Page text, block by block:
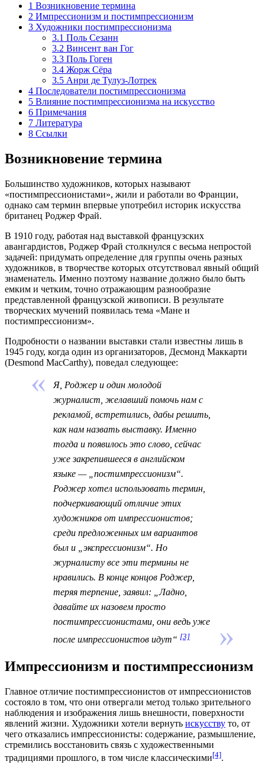
1 Возникновение термина
2 Импрессионизм и постимпрессионизм
3 Художники постимпрессионизма
3.1 Поль Сезанн
3.2 Винсент ван Гог
3.3 Поль Гоген
3.4 Жорж Сёра
3.5 Анри де Тулуз-Лотрек
4 Последователи постимпрессионизма
5 Влияние постимпрессионизма на искусство
6 Примечания
7 Литература
8 Ссылки
Возникновение термина
Большинство художников, которых называют
«постимпрессионистами», жили и работали во Франции,
однако сам термин впервые употребил историк искусства
британец Роджер Фрай.
В 1910 году, работая над выставкой французских
авангардистов, Роджер Фрай столкнулся с весьма непростой
задачей: придумать определение для группы очень разных
художников, в творчестве которых отсутствовал явный общий
знаменатель. Именно поэтому название должно было быть
емким и четким, точно отражающим разнообразие
представленной французской живописи. В результате
творческих мучений появилась тема «Мане и
постимпрессионизм».
Подробности о названии выставки стали известны лишь в
1945 году, когда один из организаторов, Десмонд Маккарти
(Desmond MacCarthy), поведал следующее:
Я, Роджер и один молодой
журналист, желавший помочь нам с
рекламой, встретились, дабы решить,
как нам назвать выставку. Именно
тогда и появилось это слово, сейчас
уже закрепившееся в английском
языке — „постимпрессионизм“.
Роджер хотел использовать термин,
подчеркивающий отличие этих
художников от импрессионистов;
среди предложенных им вариантов
был и „экспрессионизм“. Но
журналисту все эти термины не
нравились. В конце концов Роджер,
теряя терпение, заявил: „Ладно,
давайте их назовем просто
постимпрессионистами, они ведь уже
после импрессионистов идут“ [3]
Импрессионизм и постимпрессионизм
Главное отличие постимпрессионистов от импрессионистов
состояло в том, что они отвергали метод только зрительного
наблюдения и изображения лишь внешности, поверхности
явлений жизни. Художники хотели вернуть искусству то, от
чего отказались импрессионисты: содержание, размышление,
стремились восстановить связь с художественными
традициями прошлого, в том числе классическими[4].